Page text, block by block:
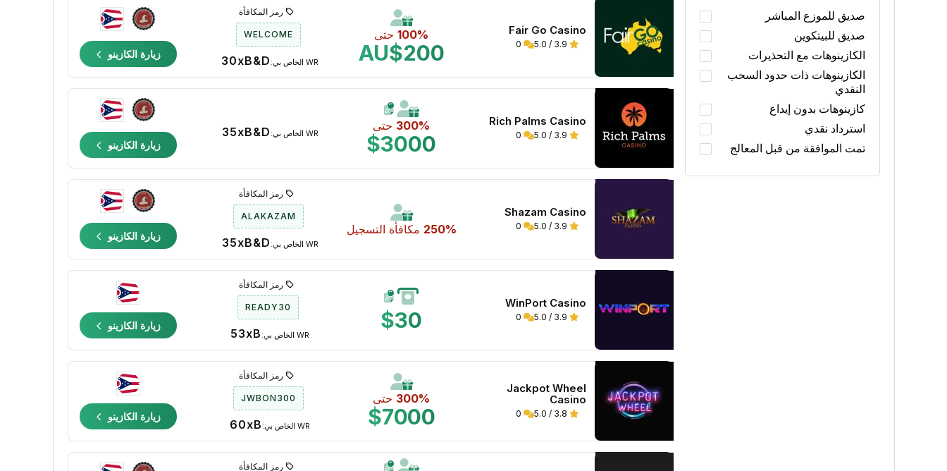
صديق للموزع المباشر
صديق للبيتكوين
الكازينوهات مع التحذيرات
الكازينوهات ذات حدود السحب
النقدي
كازينوهات بدون إيداع
استرداد نقدي
تمت الموافقة من قبل المعالج
Fair Go Casino
100%حتى
AU$200
رمز المكافأة
WELCOME
WR الخاص بي: 30xB&D زيارة الكازينو
Rich Palms Casino
300% حتى
$3000 WR الخاص بي: 35xB&D
زيارة الكازينو
Shazam Casino
250% مكافأة التسجيل
رمز المكافأة
ALAKAZAM
WR الخاص بي: 35xB&D زيارة الكازينو
WinPort Casino
$30
رمز المكافأة
READY30
WR الخاص بي: 53xB
زيارة الكازينو
Jackpot Wheel
Casino
300% حتى
$7000
رمز المكافأة
JWBON300
WR الخاص بي: 60xB
زيارة الكازينو
رمز المكافأة